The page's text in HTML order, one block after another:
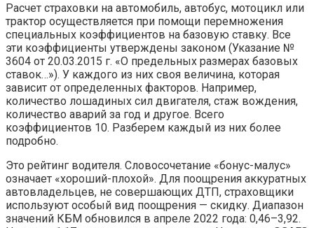
Расчет страховки на автомобиль, автобус, мотоцикл или
трактор осуществляется при помощи перемножения
специальных коэффициентов на базовую ставку. Все
эти коэффициенты утверждены законом (Указание №
3604 от 20.03.2015 г. «О предельных размерах базовых
ставок…»). У каждого из них своя величина, которая
зависит от определенных факторов. Например,
количество лошадиных сил двигателя, стаж вождения,
количество аварий за год и другое. Всего
коэффициентов 10. Разберем каждый из них более
подробно.
Это рейтинг водителя. Словосочетание «бонус-малус»
означает «хороший-плохой». Для поощрения аккуратных
автовладельцев, не совершающих ДТП, страховщики
используют особый вид поощрения — скидку. Диапазон
значений КБМ обновился в апреле 2022 года: 0,46–3,92.